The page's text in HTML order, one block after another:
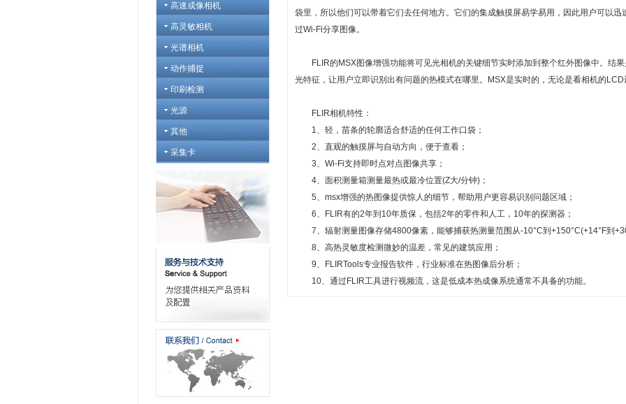
高速成像相机
高灵敏相机
光谱相机
动作捕捉
印刷检测
光源
其他
采集卡
袋里，所以他们可以带着它们去任何地方。它们的集成触摸屏易学易用，因此用户可以
过Wi-Fi分享图像。
FLIR的MSX图像增强功能将可见光相机的关键细节实时添加到整个红外图像中。结果
光特征，让用户立即识别出有问题的热模式在哪里。MSX是实时的，无论是看相机的LCD
FLIR相机特性：
1、轻，苗条的轮廓适合舒适的任何工作口袋；
2、直观的触摸屏与自动方向，便于查看；
3、Wi-Fi支持即时点对点图像共享；
4、面积测量箱测量最热或最冷位置(Z大/分钟)；
5、msx增强的热图像提供惊人的细节，帮助用户更容易识别问题区域；
6、FLIR有的2年到10年质保，包括2年的零件和人工，10年的探测器；
7、辐射测量图像存储4800像素，能够捕获热测量范围从-10°C到+150°C(+14°F到
8、高热灵敏度检测微妙的温差，常见的建筑应用；
9、FLIRTools专业报告软件，行业标准在热图像后分析；
10、通过FLIR工具进行视频流，这是低成本热成像系统通常不具备的功能。